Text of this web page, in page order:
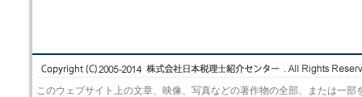
このウェブサイト上の文章、映像、写真などの著作物の全部、または一